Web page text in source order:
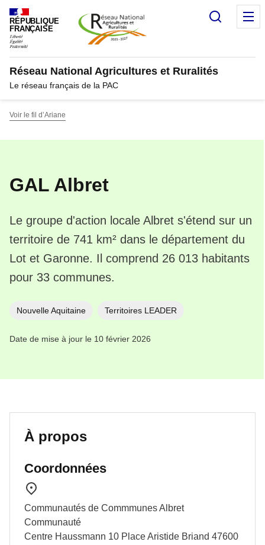
Panneau de gestion des cookies
RÉPUBLIQUE
FRANÇAISE
Réseau National Agricultures et Ruralités
Le réseau français de la PAC
Voir le fil d’Ariane
GAL Albret
Le groupe d'action locale Albret s'étend sur un
territoire de 741 km² dans le département du
Lot et Garonne. Il comprend 26 013 habitants
pour 33 communes.
Nouvelle Aquitaine Territoires LEADER
Date de mise à jour le 10 février 2026
À propos
Coordonnées
Communautés de Commmunes Albret
Communauté
Centre Haussmann 10 Place Aristide Briand 47600